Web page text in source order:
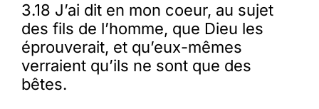
3.18 J’ai dit en mon coeur, au sujet
des fils de l’homme, que Dieu les
éprouverait, et qu’eux-mêmes
verraient qu’ils ne sont que des
bêtes.